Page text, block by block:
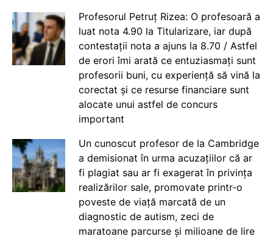
Profesorul Petruț Rizea: O profesoară a
luat nota 4.90 la Titularizare, iar după
contestații nota a ajuns la 8.70 / Astfel
de erori îmi arată ce entuziasmați sunt
profesorii buni, cu experiență să vină la
corectat și ce resurse financiare sunt
alocate unui astfel de concurs
important
Un cunoscut profesor de la Cambridge
a demisionat în urma acuzațiilor că ar
fi plagiat sau ar fi exagerat în privința
realizărilor sale, promovate printr-o
poveste de viață marcată de un
diagnostic de autism, zeci de
maratoane parcurse și milioane de lire